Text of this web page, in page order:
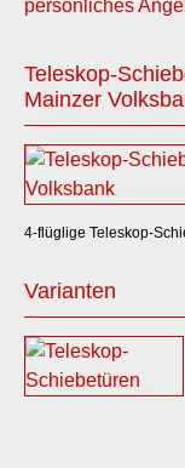
persönliches
Teleskop-
Mainzer
4-flüglige Teleskop-
Varianten